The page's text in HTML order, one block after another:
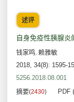
述评
自身免疫性胰腺炎
钱家鸣, 赖雅敏
2018, 34(8): 1595-
5256.2018.08.001
摘要(2430) PDF